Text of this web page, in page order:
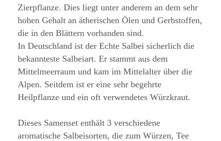
Zierpflanze. Dies liegt unter anderem an dem sehr
hohen Gehalt an ätherischen Ölen und Gerbstoffen,
die in den Blättern vorhanden sind.
In Deutschland ist der Echte Salbei sicherlich die
bekannteste Salbeiart. Er stammt aus dem
Mittelmeerraum und kam im Mittelalter über die
Alpen. Seitdem ist er eine sehr begehrte
Heilpflanze und ein oft verwendetes Würzkraut.
Dieses Samenset enthält 3 verschiedene
aromatische Salbeisorten, die zum Würzen, Tee